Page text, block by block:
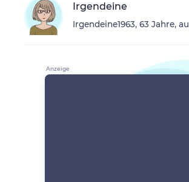
Irgendeine
Irgendeine1963, 63 Jahre,